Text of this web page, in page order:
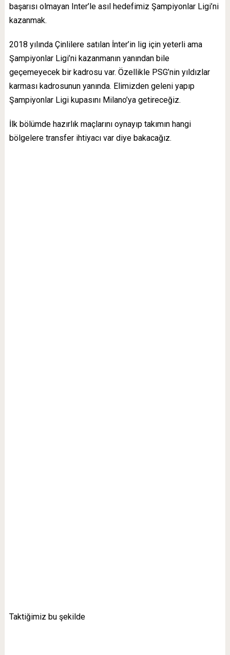
başarısı olmayan Inter’le asıl hedefimiz Şampiyonlar Ligi’ni
kazanmak.
2018 yılında Çinlilere satılan İnter’in lig için yeterli ama
Şampiyonlar Ligi’ni kazanmanın yanından bile
geçemeyecek bir kadrosu var. Özellikle PSG’nin yıldızlar
karması kadrosunun yanında. Elimizden geleni yapıp
Şampiyonlar Ligi kupasını Milano’ya getireceğiz.
İlk bölümde hazırlık maçlarını oynayıp takımın hangi
bölgelere transfer ihtiyacı var diye bakacağız.
Taktiğimiz bu şekilde